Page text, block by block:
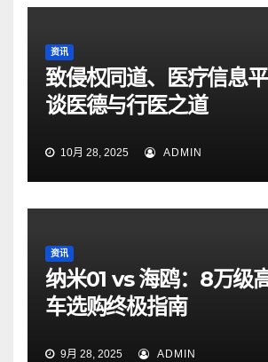
资讯
致侵权同道、医疗信息
谈医德与行医之道
10月 28, 2025 ADMIN
资讯
纳米01 vs 海鸥：8万级
车选购终极指南
9月 28, 2025 ADMIN